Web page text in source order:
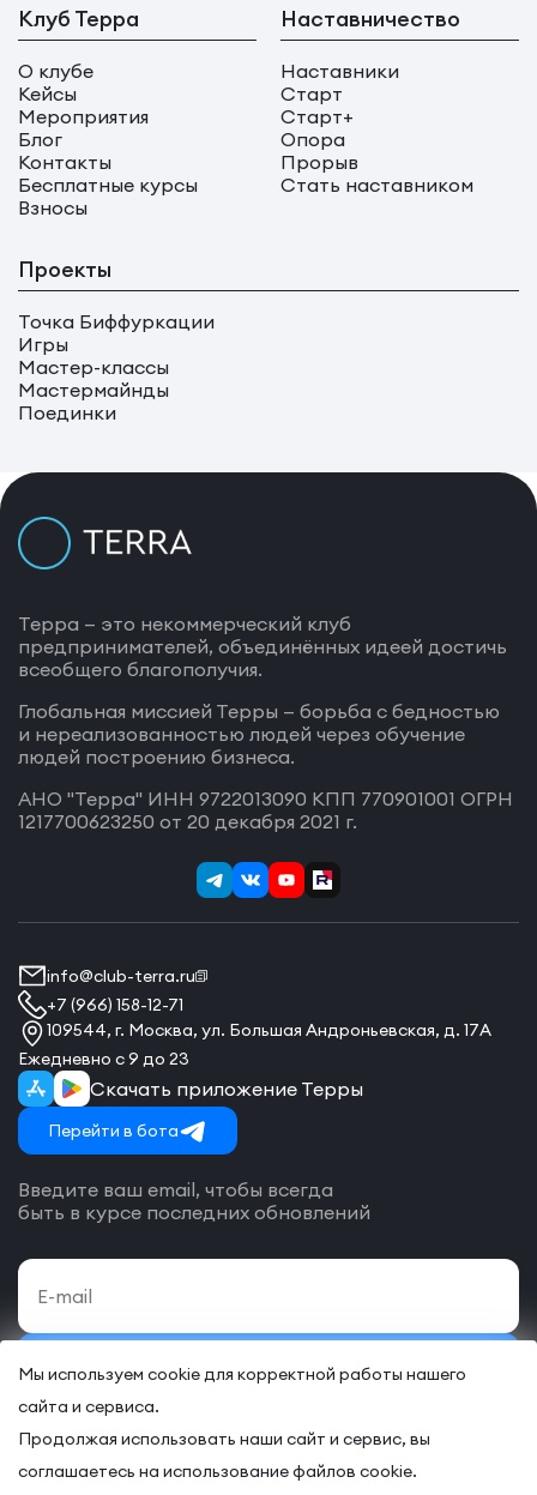
Клуб Терра
О клубе
Кейсы
Мероприятия
Блог
Контакты
Бесплатные курсы
Взносы
Наставничество
Наставники
Старт
Старт+
Опора
Прорыв
Стать наставником
Проекты
Точка Биффуркации
Игры
Мастер-классы
Мастермайнды
Поединки
Терра — это некоммерческий клуб
предпринимателей, объединённых идеей достичь
всеобщего благополучия.
Глобальная миссией Терры — борьба с бедностью
и нереализованностью людей через обучение
людей построению бизнеса.
АНО "Терра" ИНН 9722013090 КПП 770901001 ОГРН
1217700623250 от 20 декабря 2021 г.
info@club-terra.ru
+7 (966) 158-12-71
109544, г. Москва, ул. Большая Андроньевская, д. 17А
Ежедневно с 9 до 23
Скачать приложение Терры
Перейти в бота
Введите ваш email, чтобы всегда
быть в курсе последних обновлений
Даю своё согласие на обработку
сдоговором-оферты на оказание онлайн и/или офлайн услуг.
Мы используем cookie для корректной работы нашего
сайта и сервиса.
Продолжая использовать наши сайт и сервис, вы
соглашаетесь на использование файлов cookie.